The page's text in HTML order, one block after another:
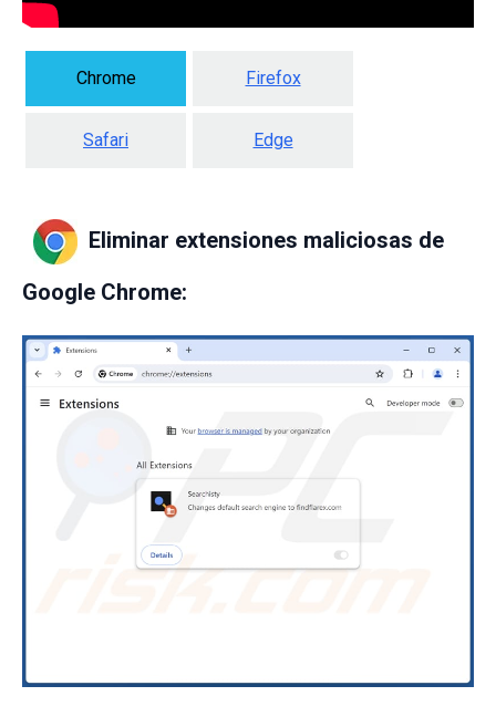
Chrome Firefox
Safari Edge
Eliminar extensiones maliciosas de
Google Chrome: